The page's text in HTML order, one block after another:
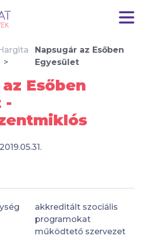
Napsugár az Esőben
Egyesület
Esőben
-
akkreditált szociális
programokat
működtető szervezet